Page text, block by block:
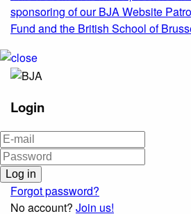
sponsoring of our BJA Website
Fund and the British School of
Login
Forgot password?
No account? Join us!